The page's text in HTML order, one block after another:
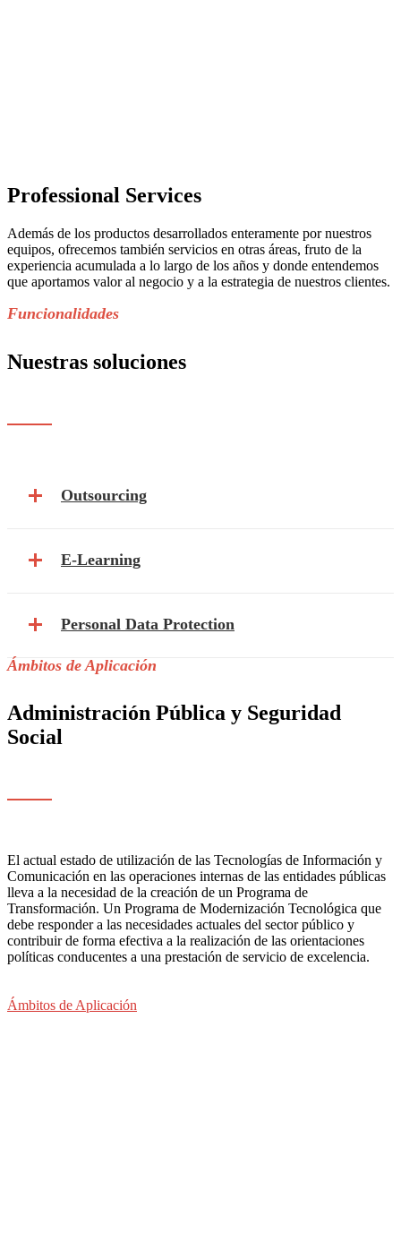
Professional Services
Además de los productos desarrollados enteramente por nuestros
equipos, ofrecemos también servicios en otras áreas, fruto de la
experiencia acumulada a lo largo de los años y donde entendemos
que aportamos valor al negocio y a la estrategia de nuestros clientes.
Funcionalidades
Nuestras soluciones
Outsourcing
E-Learning
Personal Data Protection
Ámbitos de Aplicación
Administración Pública y Seguridad
Social
El actual estado de utilización de las Tecnologías de Información y
Comunicación en las operaciones internas de las entidades públicas
lleva a la necesidad de la creación de un Programa de
Transformación. Un Programa de Modernización Tecnológica que
debe responder a las necesidades actuales del sector público y
contribuir de forma efectiva a la realización de las orientaciones
políticas conducentes a una prestación de servicio de excelencia.
Ámbitos de Aplicación